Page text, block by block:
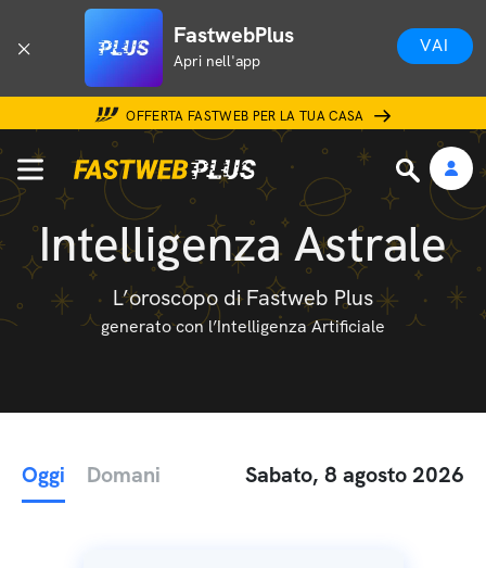
FastwebPlus
Apri nell'app
VAI
OFFERTA FASTWEB PER LA TUA CASA
Intelligenza Astrale
L’oroscopo di Fastweb Plus
generato con l’Intelligenza Artificiale
Oggi Domani Sabato, 8 agosto 2026